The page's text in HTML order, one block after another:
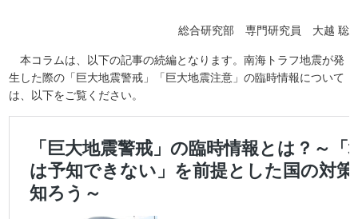
総合研究部 専門研究員 大越 聡
本コラムは、以下の記事の続編となります。南海トラフ地震が発
生した際の「巨大地震警戒」「巨大地震注意」の臨時情報について
は、以下をご覧ください。